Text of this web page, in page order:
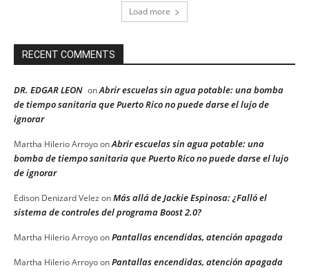
Load more
RECENT COMMENTS
DR. EDGAR LEON onAbrir escuelas sin agua potable: una bomba
de tiempo sanitaria que Puerto Rico no puede darse el lujo de
ignorar
Martha Hilerio ArroyoonAbrir escuelas sin agua potable: una
bomba de tiempo sanitaria que Puerto Rico no puede darse el lujo
de ignorar
Edison Denizard Velez onMás allá de Jackie Espinosa: ¿Falló el
sistema de controles del programa Boost 2.0?
Martha Hilerio ArroyoonPantallas encendidas, atención apagada
Martha Hilerio ArroyoonPantallas encendidas, atención apagada